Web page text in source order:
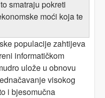
smatraju pokreti
moći koja te
populacije zahtijeva
informatičkom
ulože u obnovu
visokog
i bjesomučna